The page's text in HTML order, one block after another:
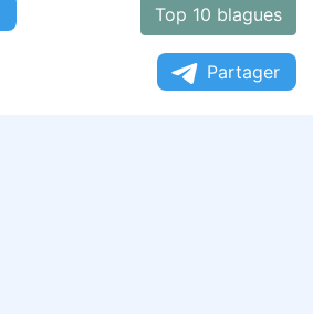
Top 10 blagues
Partager